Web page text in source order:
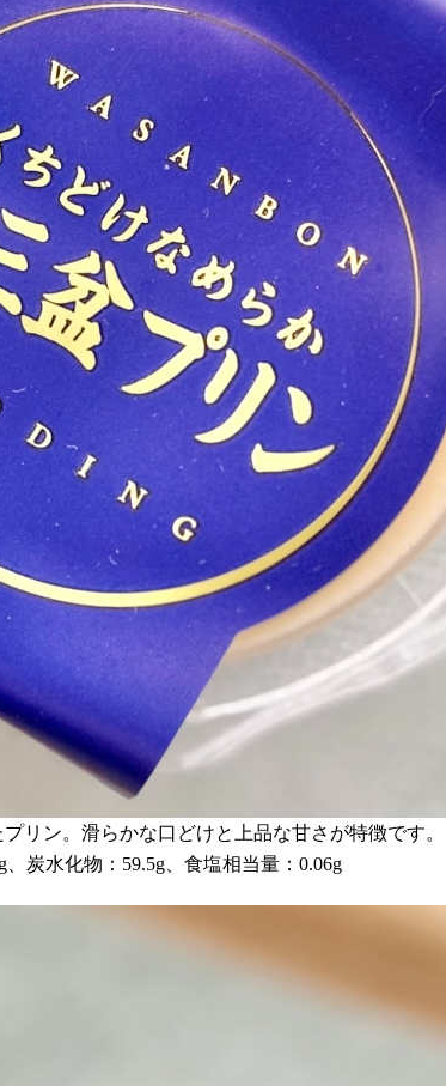
リン。滑らかな口どけと上品な甘さが特徴です。
炭水化物：59.5g、食塩相当量：0.06g